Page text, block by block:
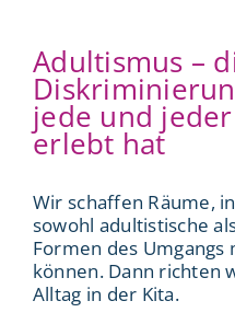
Adultismus –
jede und
erlebt hat
Wir schaffen Räume,
sowohl adultistische
Formen des
können. Dann richten
Alltag in der Kita.